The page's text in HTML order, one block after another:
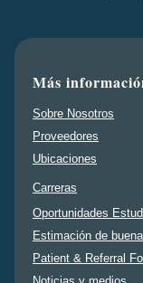
Más
Sobre Nosotros
Proveedores
Ubicaciones
Carreras
Oportunidades
Estimación de
Patient & Referral
Noticias y medios